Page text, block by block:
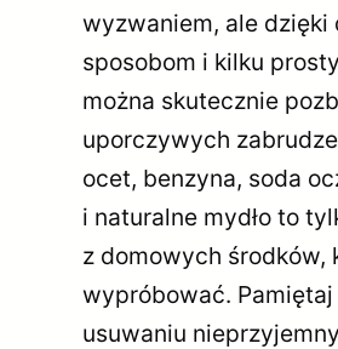
wyzwaniem, ale dzięki
sposobom i kilku
można skutecznie
uporczywych
ocet, benzyna, soda
i naturalne mydło to
z domowych środków,
wypróbować.
usuwaniu